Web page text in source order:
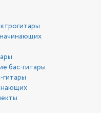
бас-гитары